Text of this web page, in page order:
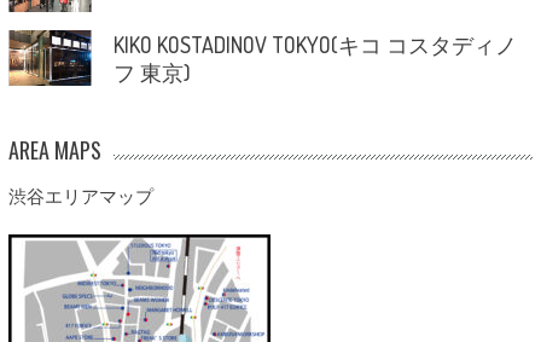
KIKO KOSTADINOV TOKYO(キコ コスタディノ
フ 東京)
AREA MAPS
渋谷エリアマップ